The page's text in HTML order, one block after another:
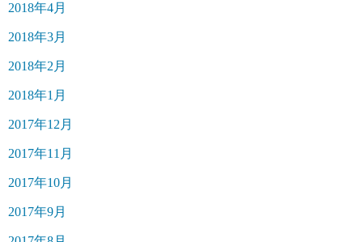
2018年4月
2018年3月
2018年2月
2018年1月
2017年12月
2017年11月
2017年10月
2017年9月